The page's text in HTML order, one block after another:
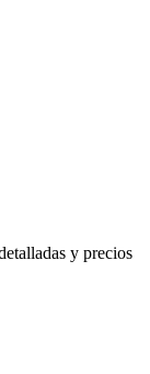
y precios